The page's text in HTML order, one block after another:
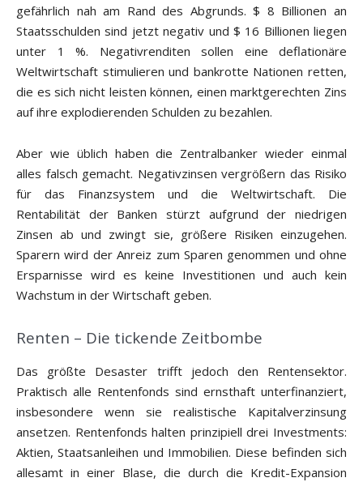
gefährlich nah am Rand des Abgrunds. $ 8 Billionen an
Staatsschulden sind jetzt negativ und $ 16 Billionen liegen
unter 1 %. Negativrenditen sollen eine deflationäre
Weltwirtschaft stimulieren und bankrotte Nationen retten,
die es sich nicht leisten können, einen marktgerechten Zins
auf ihre explodierenden Schulden zu bezahlen.
Aber wie üblich haben die Zentralbanker wieder einmal
alles falsch gemacht. Negativzinsen vergrößern das Risiko
für das Finanzsystem und die Weltwirtschaft. Die
Rentabilität der Banken stürzt aufgrund der niedrigen
Zinsen ab und zwingt sie, größere Risiken einzugehen.
Sparern wird der Anreiz zum Sparen genommen und ohne
Ersparnisse wird es keine Investitionen und auch kein
Wachstum in der Wirtschaft geben.
Renten – Die tickende Zeitbombe
Das größte Desaster trifft jedoch den Rentensektor.
Praktisch alle Rentenfonds sind ernsthaft unterfinanziert,
insbesondere wenn sie realistische Kapitalverzinsung
ansetzen. Rentenfonds halten prinzipiell drei Investments:
Aktien, Staatsanleihen und Immobilien. Diese befinden sich
allesamt in einer Blase, die durch die Kredit-Expansion